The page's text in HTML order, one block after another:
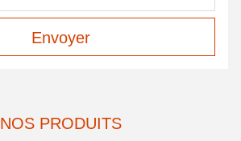
Envoyer
NOS PRODUITS